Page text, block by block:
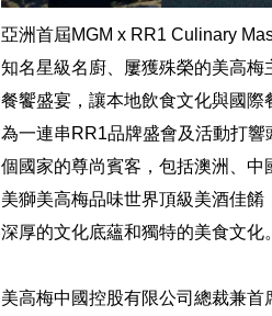
亞洲首屆MGM x RR1 Culinary
知名星級名廚、屢獲殊榮的美高
餐饗盛宴，讓本地飲食文化與國
為一連串RR1品牌盛會及活動打
個國家的尊尚賓客，包括澳洲、
美獅美高梅品味世界頂級美酒佳
深厚的文化底蘊和獨特的美食文化
美高梅中國控股有限公司總裁兼